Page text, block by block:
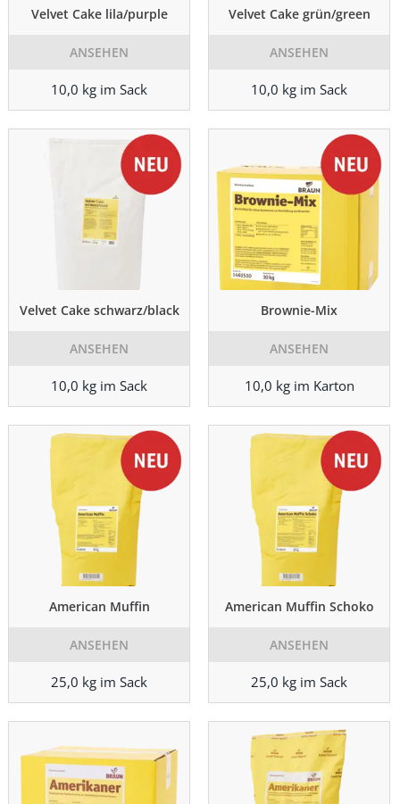
Velvet Cake lila/purple
ANSEHEN
10,0 kg im Sack
Velvet Cake grün/green
ANSEHEN
10,0 kg im Sack
Velvet Cake schwarz/black
ANSEHEN
10,0 kg im Sack
Brownie-Mix
ANSEHEN
10,0 kg im Karton
American Muffin
ANSEHEN
25,0 kg im Sack
American Muffin Schoko
ANSEHEN
25,0 kg im Sack